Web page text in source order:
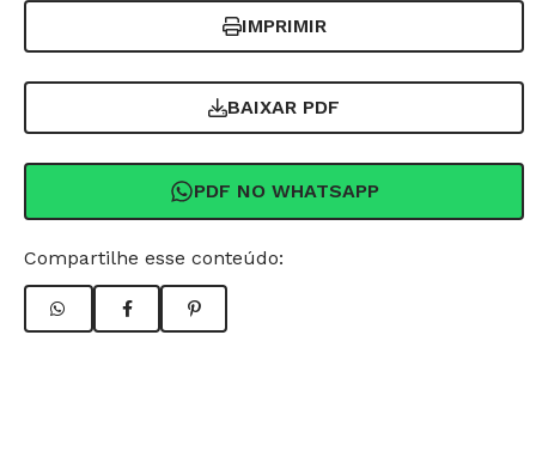
IMPRIMIR
BAIXAR PDF
PDF NO WHATSAPP
Compartilhe esse conteúdo: